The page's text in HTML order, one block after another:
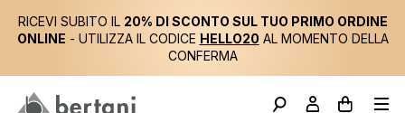
RICEVI SUBITO IL 20% DI SCONTO SUL TUO PRIMO ORDINE
ONLINE - UTILIZZA IL CODICE HELLO20 AL MOMENTO DELLA
CONFERMA